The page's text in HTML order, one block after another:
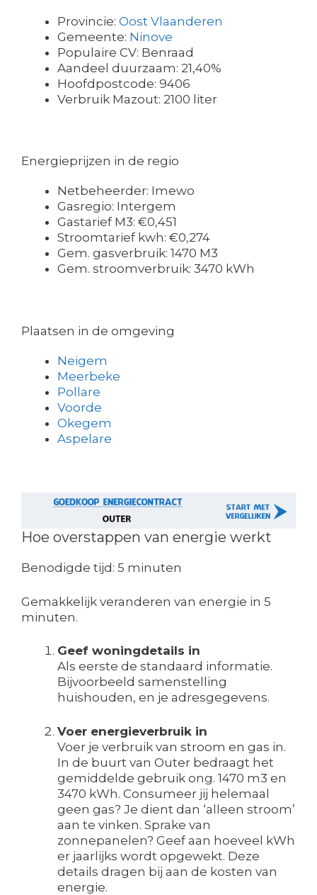
Provincie: Oost Vlaanderen
Gemeente: Ninove
Populaire CV: Benraad
Aandeel duurzaam: 21,40%
Hoofdpostcode: 9406
Verbruik Mazout: 2100 liter
Energieprijzen in de regio
Netbeheerder: Imewo
Gasregio: Intergem
Gastarief M3: €0,451
Stroomtarief kwh: €0,274
Gem. gasverbruik: 1470 M3
Gem. stroomverbruik: 3470 kWh
Plaatsen in de omgeving
Neigem
Meerbeke
Pollare
Voorde
Okegem
Aspelare
Hoe overstappen van energie werkt
Benodigde tijd: 5 minuten
Gemakkelijk veranderen van energie in 5
minuten.
Geef woningdetails in
Als eerste de standaard informatie.
Bijvoorbeeld samenstelling
huishouden, en je adresgegevens.
Voer energieverbruik in
Voer je verbruik van stroom en gas in.
In de buurt van Outer bedraagt het
gemiddelde gebruik ong. 1470 m3 en
3470 kWh. Consumeer jij helemaal
geen gas? Je dient dan ‘alleen stroom’
aan te vinken. Sprake van
zonnepanelen? Geef aan hoeveel kWh
er jaarlijks wordt opgewekt. Deze
details dragen bij aan de kosten van
energie.